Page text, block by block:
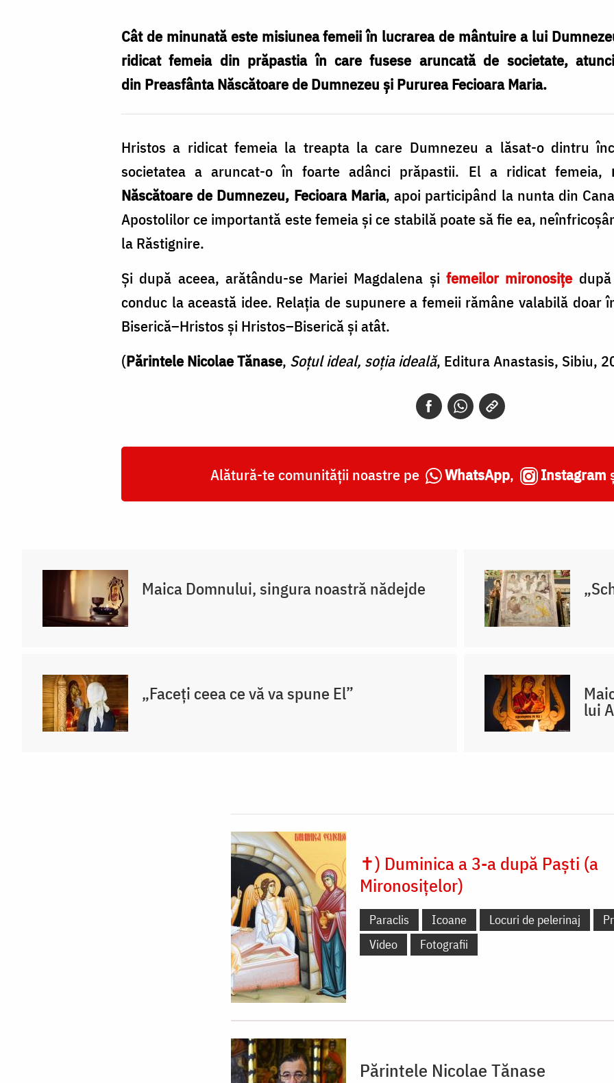
Cât de minunată este misiunea femeii în lucrarea de mântuire a lui
ridicat femeia din prăpastia în care fusese aruncată de societate,
din Preasfânta Născătoare de Dumnezeu și Pururea Fecioara Maria.
Hristos a ridicat femeia la treapta la care Dumnezeu a lăsat-o dintru
societatea a aruncat-o în foarte adânci prăpastii. El a ridicat femeia,
Născătoare de Dumnezeu, Fecioara Maria, apoi participând la nunta din
Apostolilor ce importantă este femeia şi ce stabilă poate să fie ea,
la Răstignire.
Şi după aceea, arătându-se Mariei Magdalena şi femeilor mironosiţe
conduc la această idee. Relaţia de supunere a femeii rămâne valabilă doar
Biserică–Hristos şi Hristos–Biserică şi atât.
(Părintele Nicolae Tănase, Soțul ideal, soția ideală, Editura Anastasis, Sibiu,
Alătură-te comunității noastre pe WhatsApp, Instagram
Maica Domnului, singura noastră nădejde
„Faceți ceea ce vă va spune El”
lui
✝) Duminica a 3-a după Paști (a
Mironosițelor)
Paraclis Icoane Locuri de pelerinaj
Video
Fotografii
Părintele Nicolae Tănase